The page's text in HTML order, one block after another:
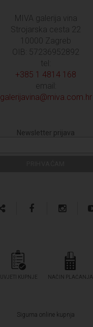
MIVA galerija vina
Strojarska cesta 22
10000 Zagreb
OIB: 57236952892
tel:
+385 1 4814 168
email:
galerijavina@miva.com.hr
Newsletter prijava
UVJETI KUPNJE NAČIN PLAĆANJA
Sigurna online kupnja